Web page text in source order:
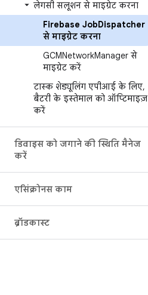
लेगसी सलूशन से माइग्रेट करना
Firebase JobDispatcher
से माइग्रेट करना
GCMNetworkManager से
माइग्रेट करें
टास्क शेड्यूलिंग एपीआई के लिए,
बैटरी के इस्तेमाल को ऑप्टिमाइज़
करें
डिवाइस को जगाने की स्थिति मैनेज
करें
एसिंक्रोनस काम
ब्रॉडकास्ट